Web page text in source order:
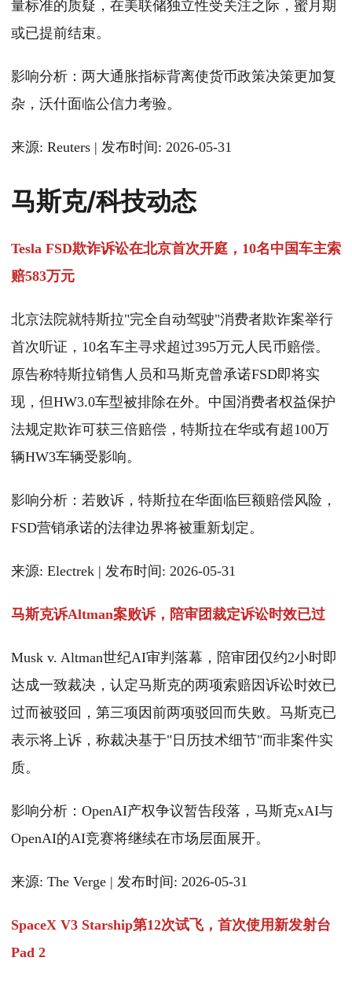
量标准的质疑，在美联储独立性受关注之际，蜜月期
或已提前结束。
影响分析：两大通胀指标背离使货币政策决策更加复
杂，沃什面临公信力考验。
来源: Reuters | 发布时间: 2026-05-31
马斯克/科技动态
Tesla FSD欺诈诉讼在北京首次开庭，10名中国车主索
赔583万元
北京法院就特斯拉"完全自动驾驶"消费者欺诈案举行
首次听证，10名车主寻求超过395万元人民币赔偿。
原告称特斯拉销售人员和马斯克曾承诺FSD即将实
现，但HW3.0车型被排除在外。中国消费者权益保护
法规定欺诈可获三倍赔偿，特斯拉在华或有超100万
辆HW3车辆受影响。
影响分析：若败诉，特斯拉在华面临巨额赔偿风险，
FSD营销承诺的法律边界将被重新划定。
来源: Electrek | 发布时间: 2026-05-31
马斯克诉Altman案败诉，陪审团裁定诉讼时效已过
Musk v. Altman世纪AI审判落幕，陪审团仅约2小时即
达成一致裁决，认定马斯克的两项索赔因诉讼时效已
过而被驳回，第三项因前两项驳回而失败。马斯克已
表示将上诉，称裁决基于"日历技术细节"而非案件实
质。
影响分析：OpenAI产权争议暂告段落，马斯克xAI与
OpenAI的AI竞赛将继续在市场层面展开。
来源: The Verge | 发布时间: 2026-05-31
SpaceX V3 Starship第12次试飞，首次使用新发射台
Pad 2